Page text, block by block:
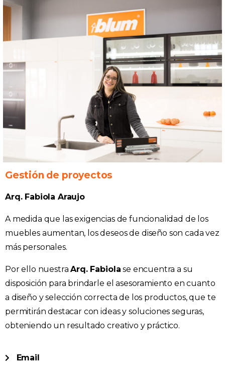
Gestión de proyectos
Arq. Fabiola Araujo
A medida que las exigencias de funcionalidad de los
muebles aumentan, los deseos de diseño son cada vez
más personales.
Por ello nuestraArq. Fabiola se encuentra a su
disposición para brindarle el asesoramiento en cuanto
a diseño y selección correcta de los productos, que te
permitirán destacar con ideas y soluciones seguras,
obteniendo un resultado creativo y práctico.
Email